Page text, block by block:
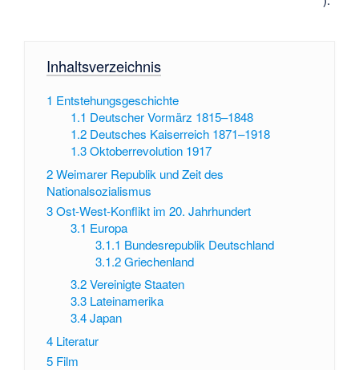
Inhaltsverzeichnis
1 Entstehungsgeschichte
1.1 Deutscher Vormärz 1815–1848
1.2 Deutsches Kaiserreich 1871–1918
1.3 Oktoberrevolution 1917
2Weimarer Republik und Zeit des
Nationalsozialismus
3Ost-West-Konflikt im 20. Jahrhundert
3.1 Europa
3.1.1 Bundesrepublik Deutschland
3.1.2 Griechenland
3.2 Vereinigte Staaten
3.3 Lateinamerika
3.4 Japan
4 Literatur
5 Film